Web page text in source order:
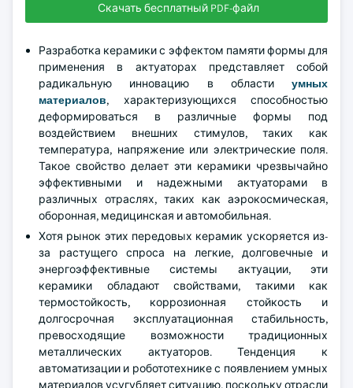
Скачать бесплатный PDF-файл
Разработка керамики с эффектом памяти формы для
применения в актуаторах представляет собой
радикальную инновацию в области умных
материалов, характеризующихся способностью
деформироваться в различные формы под
воздействием внешних стимулов, таких как
температура, напряжение или электрические поля.
Такое свойство делает эти керамики чрезвычайно
эффективными и надежными актуаторами в
различных отраслях, таких как аэрокосмическая,
оборонная, медицинская и автомобильная.
Хотя рынок этих передовых керамик ускоряется из-
за растущего спроса на легкие, долговечные и
энергоэффективные системы актуации, эти
керамики обладают свойствами, такими как
термостойкость, коррозионная стойкость и
долгосрочная эксплуатационная стабильность,
превосходящие возможности традиционных
металлических актуаторов. Тенденция к
автоматизации и робототехнике с появлением умных
материалов усугубляет ситуацию, поскольку отрасли